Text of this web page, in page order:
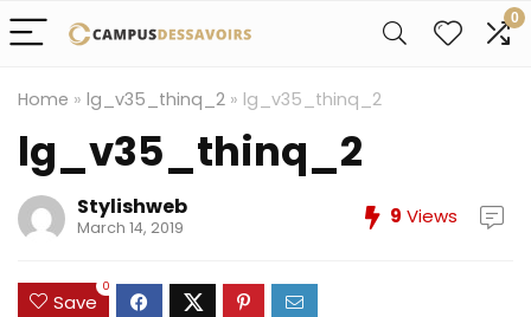
0
Home » lg_v35_thinq_2 » lg_v35_thinq_2
lg_v35_thinq_2
Stylishweb
March 14, 2019 9 Views
Save
0